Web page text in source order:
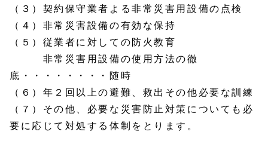
（３）契約保守業者よる非常災害用設備の点検
（４）非常災害設備の有効な保持
（５）従業者に対しての防火教育
非常災害用設備の使用方法の徹
底・・・・・・・・随時
（６）年２回以上の避難、救出その他必要な訓練
（７）その他、必要な災害防止対策についても必
要に応じて対処する体制をとります。